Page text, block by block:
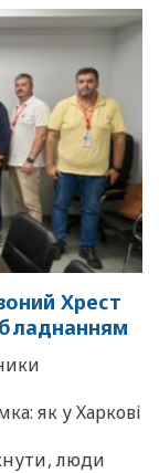
Хрест
як у Харкові
люди